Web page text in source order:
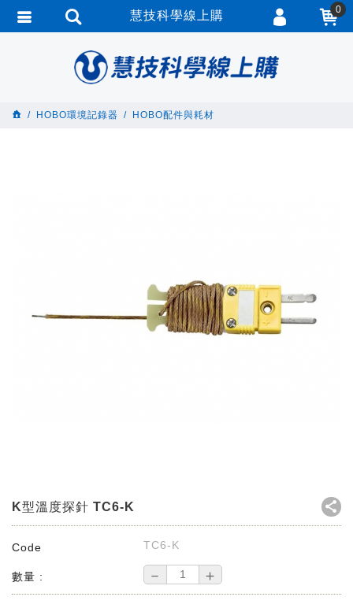
HOBO環境記錄器 HOBO配件與耗材
K型溫度探針 TC6-K
Code TC6-K
數量 : － ＋
慧技科學線上購 0
會員註冊